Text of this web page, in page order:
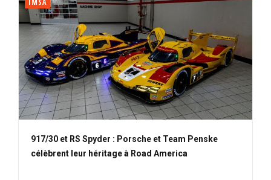
917/30 et RS Spyder : Porsche et Team Penske
célèbrent leur héritage à Road America